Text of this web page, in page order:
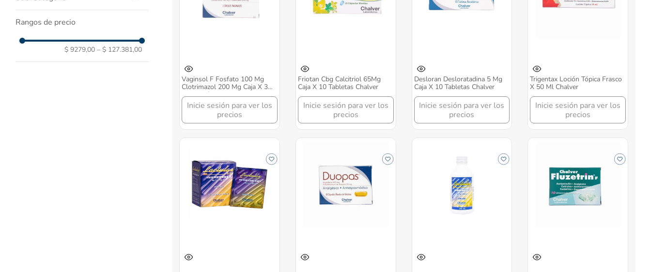
Medicamentos Genericos
Recomendacion
Rangos de precio
$ 9279,00 – $ 127.381,00
Vaginsol F Fosfato 100 Mg
Clotrimazol 200 Mg Caja X 3
Ovulo Cápsula Vaginal Chalver
Inicie sesión para ver los
precios
Friotan Cbg Calcitriol 65Mg
Caja X 10 Tabletas Chalver
Inicie sesión para ver los
precios
Desloran Desloratadina 5 Mg
Caja X 10 Tabletas Chalver
Inicie sesión para ver los
precios
Trigentax Loción Tópica Frasco
X 50 Ml Chalver
Inicie sesión para ver los
precios